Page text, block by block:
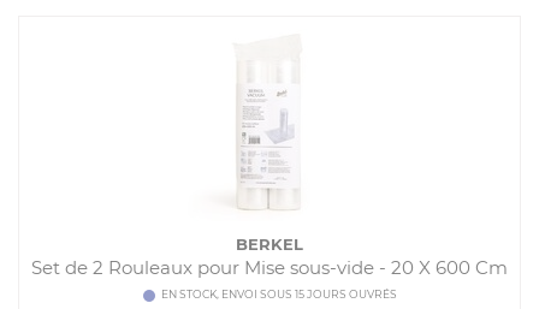
BERKEL
Set de 2 Rouleaux pour Mise sous-vide - 20 X 600 Cm
EN STOCK, ENVOI SOUS 15 JOURS OUVRÉS